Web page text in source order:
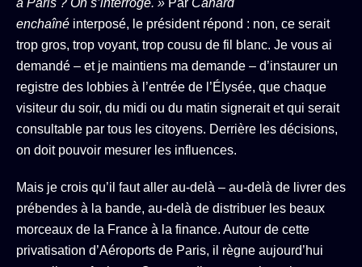
enchaîné interposé, le président répond : non, ce serait
trop gros, trop voyant, trop cousu de fil blanc. Je vous ai
demandé – et je maintiens ma demande – d’instaurer un
registre des lobbies à l’entrée de l’Élysée, que chaque
visiteur du soir, du midi ou du matin signerait et qui serait
consultable par tous les citoyens. Derrière les décisions,
on doit pouvoir mesurer les influences.
Mais je crois qu’il faut aller au-delà – au-delà de livrer des
prébendes à la bande, au-delà de distribuer les beaux
morceaux de la France à la finance. Autour de cette
privatisation d’Aéroports de Paris, il règne aujourd’hui